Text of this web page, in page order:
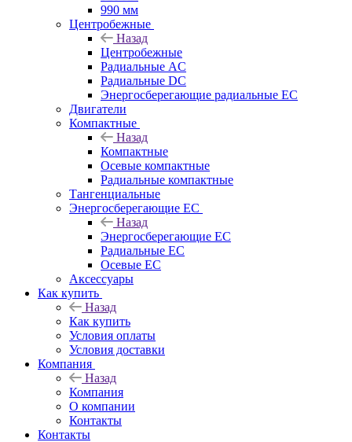
990 мм
Центробежные
Назад
Центробежные
Радиальные AC
Радиальные DC
Энергосберегающие радиальные EC
Двигатели
Компактные
Назад
Компактные
Осевые компактные
Радиальные компактные
Тангенциальные
Энергосберегающие EC
Назад
Энергосберегающие EC
Радиальные EC
Осевые EC
Аксессуары
Как купить
Назад
Как купить
Условия оплаты
Условия доставки
Компания
Назад
Компания
О компании
Контакты
Контакты